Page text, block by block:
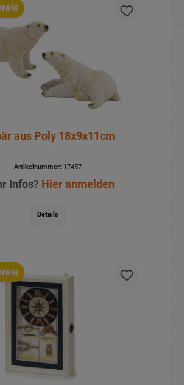
aus Poly 18x9x11cm
Artikelnummer:17457
Infos? Hier anmelden
Details